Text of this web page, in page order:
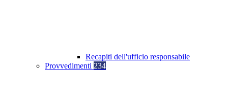
Recapiti dell'ufficio responsabile
Provvedimenti 234